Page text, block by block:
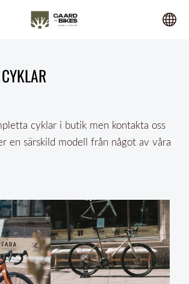
cyklar i butik men kontakta oss
en särskild modell från något av våra